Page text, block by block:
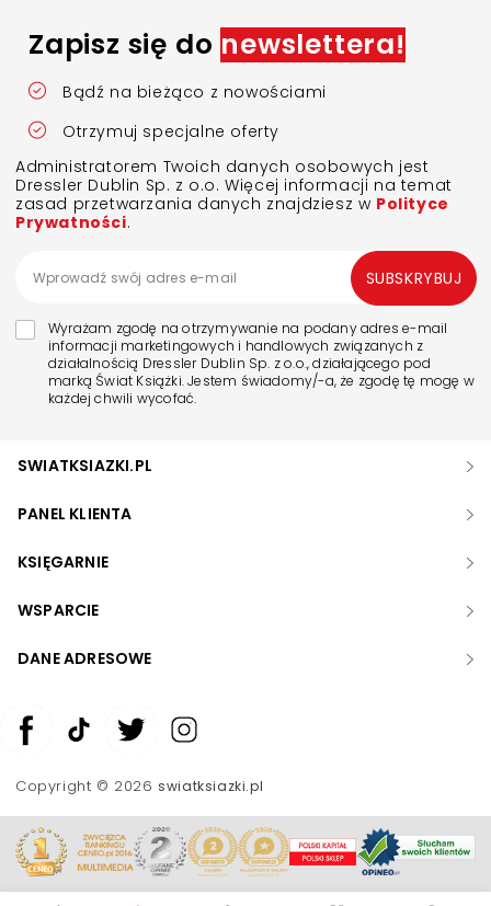
Zapisz się do newslettera!
Bądź na bieżąco z nowościami
Otrzymuj specjalne oferty
Administratorem Twoich danych osobowych jest
Dressler Dublin Sp. z o.o. Więcej informacji na temat
zasad przetwarzania danych znajdziesz w Polityce
Prywatności.
Wyrażam zgodę na otrzymywanie na podany adres e-mail
informacji marketingowych i handlowych związanych z
działalnością Dressler Dublin Sp. z o.o., działającego pod
marką Świat Książki. Jestem świadomy/-a, że zgodę tę mogę w
każdej chwili wycofać.
SUBSKRYBUJ
SWIATKSIAZKI.PL
PANEL KLIENTA
KSIĘGARNIE
WSPARCIE
DANE ADRESOWE
Copyright © 2026swiatksiazki.pl
Zwiększ rozmiar czcionki
Skala szarości